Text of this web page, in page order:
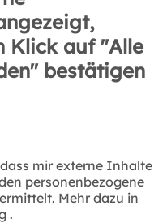
Klick auf "Alle
bestätigen
mir externe Inhalte
personenbezogene
Mehr dazu in
.